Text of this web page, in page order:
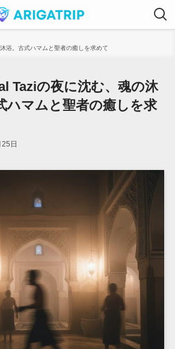
浴。古式ハマムと聖者の癒しを求めて
Taziの夜に沈む、魂の沐
ハマムと聖者の癒しを求
日